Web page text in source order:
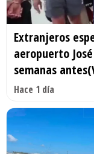
Extranjeros
aeropuerto
semanas
Hace 1 día